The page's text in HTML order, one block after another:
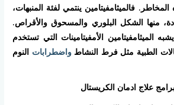
فالميثامفيتامين ينتمي لفئة المنبهات،
منها الشكل البلوري والمسحوق والأقراص.
الميثامفيتامين الأمفيتامينات التي تستخدم
الطبية مثل فرط النشاطواضطرابات النوم